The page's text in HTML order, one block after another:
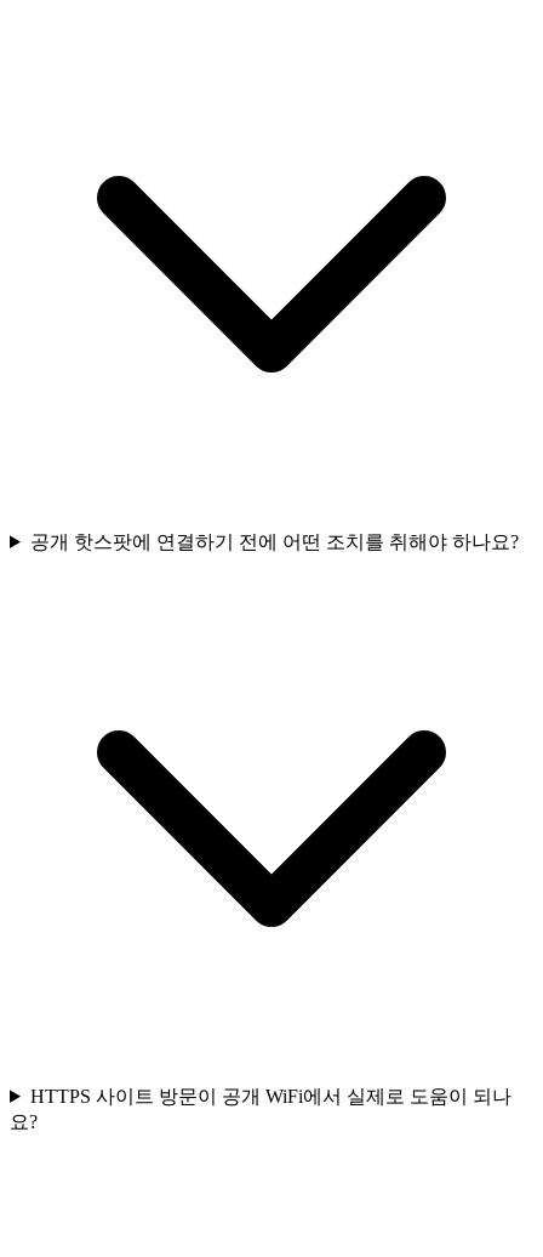
공개 핫스팟에 연결하기 전에 어떤 조치를 취해야 하나요?
HTTPS 사이트 방문이 공개 WiFi에서 실제로 도움이 되나
요?